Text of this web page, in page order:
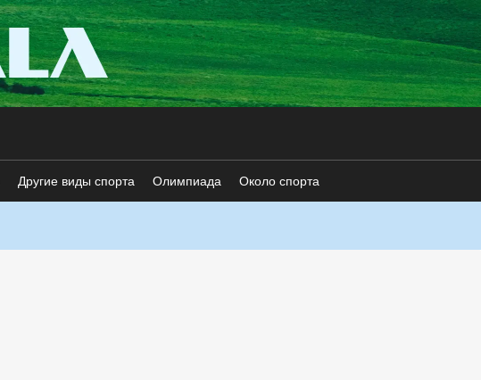
Другие виды спорта Олимпиада Около спорта